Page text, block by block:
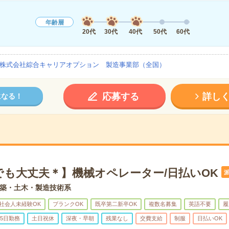
年齢層
20代
30代 40代 50代 60代
株式会社綜合キャリアオプション 製造事業部（全国）
る！ 応募する 詳し
も大丈夫＊】機械オペレーター/日払いOK
・土木・製造技術系
会人未経験OK ブランクOK 既卒第二新卒OK 複数名募集 英語不要
日勤務 土日祝休 深夜・早朝 残業なし 交費支給 制服 日払いOK